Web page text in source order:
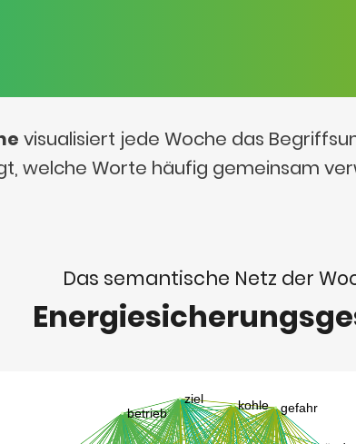
visualisiert jede Woche das
welche Worte häufig gemeinsam
Das semantische Netz der